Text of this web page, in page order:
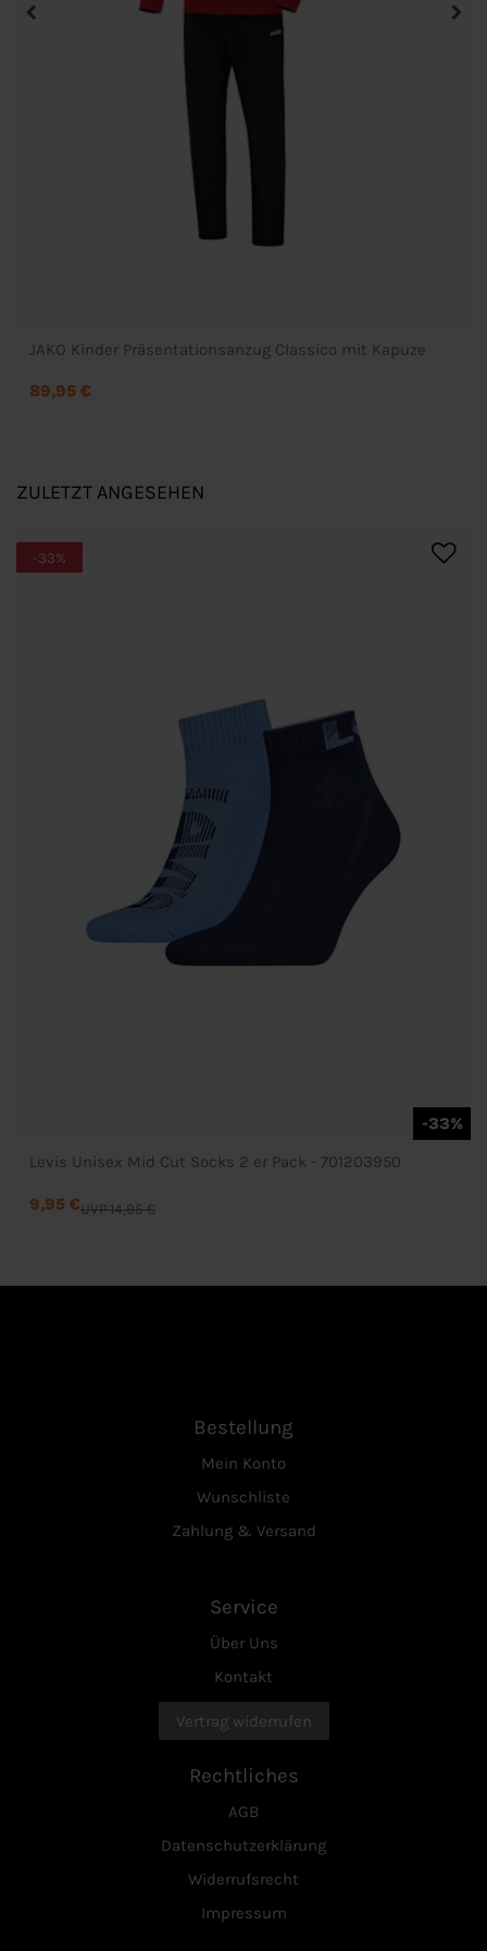
JAKO Kinder Präsentationsanzug Classico mit Kapuze
89,95 €
ZULETZT ANGESEHEN
-33%
-33%
Levis Unisex Mid Cut Socks 2 er Pack - 701203950
UVP 14,95 €
9,95 €
Bestellung
Mein Konto
Wunschliste
Zahlung & Versand
Service
Über Uns
Kontakt
Vertrag widerrufen
Rechtliches
AGB
Datenschutzerklärung
Widerrufsrecht
Impressum